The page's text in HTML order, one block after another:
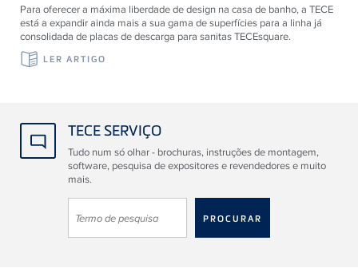
Para oferecer a máxima liberdade de design na casa de banho, a TECE
está a expandir ainda mais a sua gama de superfícies para a linha já
consolidada de placas de descarga para sanitas TECEsquare.
LER ARTIGO
TECE SERVIÇO
Tudo num só olhar - brochuras, instruções de montagem,
software, pesquisa de expositores e revendedores e muito
mais.